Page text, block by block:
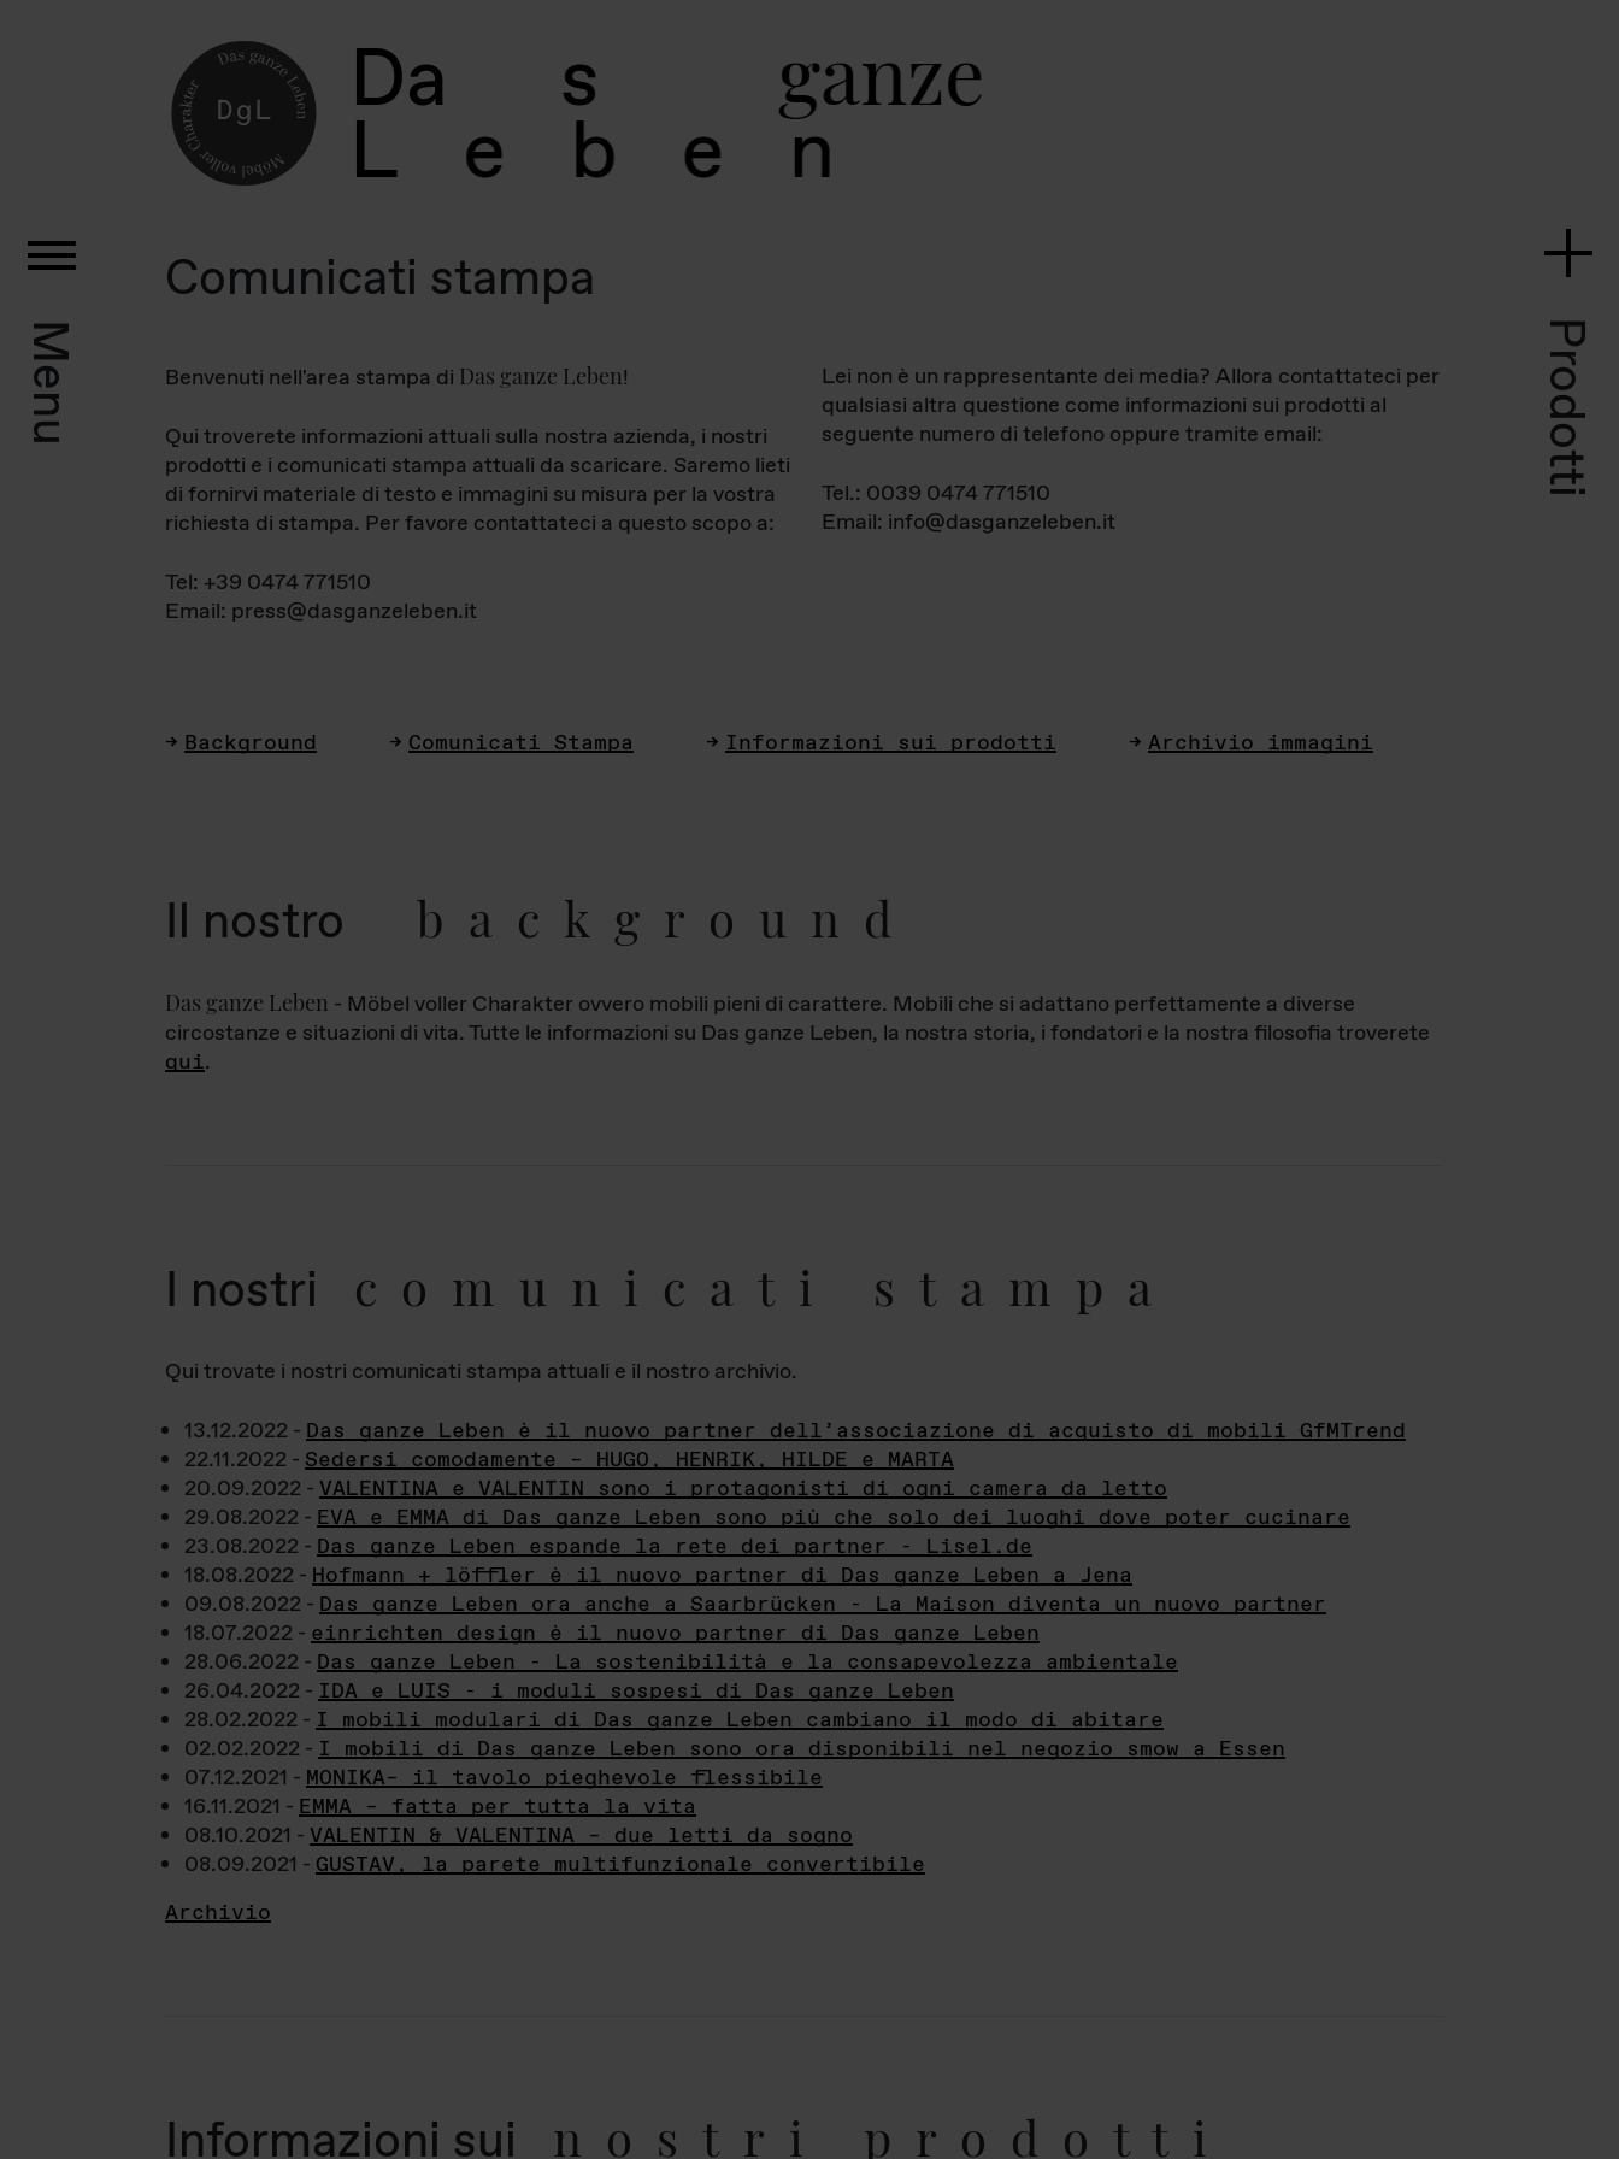
Da s ganz
L e b e
Menu Prodotti
Comunicati stampa
Benvenuti nell'area stampa di Das ganze Leben!
Qui troverete informazioni attuali sulla nostra azienda, i nostri
prodotti e i comunicati stampa attuali da scaricare. Saremo lieti
di fornirvi materiale di testo e immagini su misura per la vostra
richiesta di stampa. Per favore contattateci a questo scopo a:
Tel: +39 0474 771510
Email: press@dasganzeleben.it
Lei non è un rappresentante dei media? Allora contattateci per
qualsiasi altra questione come informazioni sui prodotti al
seguente numero di telefono oppure tramite email:
Tel.: 0039 0474 771510
Email: info@dasganzeleben.it
Background Comunicati Stampa Informazioni sui prodotti Archivio immagini
Il nostro background
Das ganze Leben - Möbel voller Charakter ovvero mobili pieni di carattere. Mobili che si adattano perfettamente a diverse
circostanze e situazioni di vita. Tutte le informazioni su Das ganze Leben, la nostra storia, i fondatori e la nostra filosofia troverete
qui.
I nostri comunicati stampa
Qui trovate i nostri comunicati stampa attuali e il nostro archivio.
13.12.2022 - Das ganze Leben è il nuovo partner dell’associazione di acquisto di mobili GfMTrend
22.11.2022 - Sedersi comodamente – HUGO, HENRIK, HILDE e MARTA
20.09.2022 - VALENTINA e VALENTIN sono i protagonisti di ogni camera da letto
29.08.2022 - EVA e EMMA di Das ganze Leben sono più che solo dei luoghi dove poter cucinare
23.08.2022 - Das ganze Leben espande la rete dei partner - Lisel.de
18.08.2022 - Hofmann + löffler è il nuovo partner di Das ganze Leben a Jena
09.08.2022 - Das ganze Leben ora anche a Saarbrücken - La Maison diventa un nuovo partner
18.07.2022 - einrichten design è il nuovo partner di Das ganze Leben
28.06.2022 - Das ganze Leben - La sostenibilità e la consapevolezza ambientale
26.04.2022 - IDA e LUIS - i moduli sospesi di Das ganze Leben
28.02.2022 - I mobili modulari di Das ganze Leben cambiano il modo di abitare
02.02.2022 - I mobili di Das ganze Leben sono ora disponibili nel negozio smow a Essen
07.12.2021 - MONIKA– il tavolo pieghevole flessibile
16.11.2021 - EMMA – fatta per tutta la vita
08.10.2021 - VALENTIN & VALENTINA – due letti da sogno
08.09.2021 - GUSTAV, la parete multifunzionale convertibile
Archivio
Informazioni sui nostri prodotti